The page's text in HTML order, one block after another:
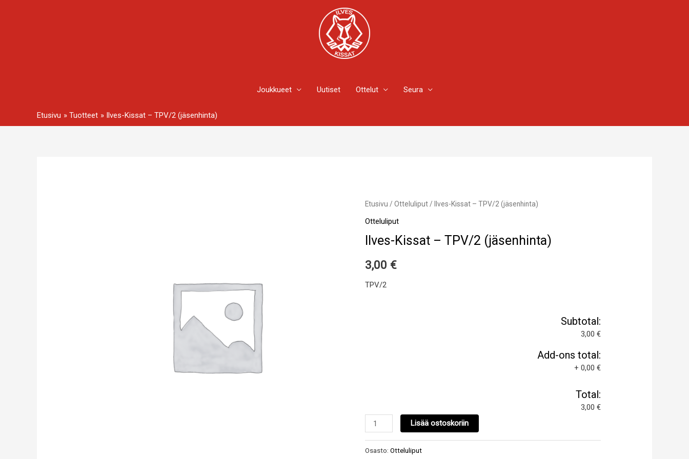
Joukkueet Uutiset Ottelut Seura
Etusivu Tuotteet Ilves-Kissat – TPV/2 (jäsenhinta)
Etusivu / Otteluliput / Ilves-Kissat – TPV/2 (jäsenhinta)
Otteluliput
Ilves-Kissat – TPV/2 (jäsenhinta)
3,00 €
TPV/2
Subtotal:
3,00 €
Add-ons total:
+ 0,00 €
Total:
3,00 €
Ilves-
Kissat
TPV/2
(jäsenhinta)
määrä
Lisää ostoskoriin
Osasto: Otteluliput